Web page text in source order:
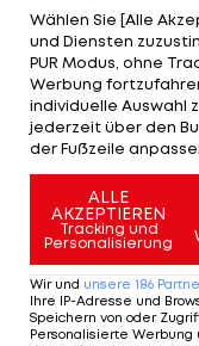
Vertrag bei den
Mannschaft er in
Aufstieg in die
aufgelöst haben.
getan zu haben",
Mehr zum
Wählen Sie [Alle
und Diensten
PUR Modus, ohne
Werbung
individuelle Auswahl
jederzeit über den
der Fußzeile
ALLE
AKZEPTIEREN
Tracking und
Personalisierung
Wir und unsere 186
Ihre IP-Adresse und
Speichern von oder
Personalisierte